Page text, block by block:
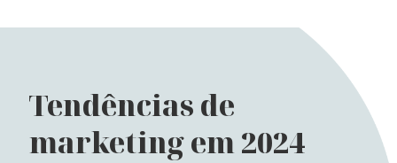
Tendências de
marketing em 2024